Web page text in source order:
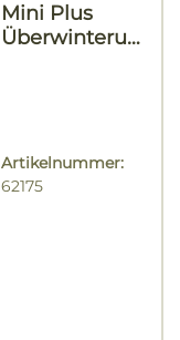
Mini Plus
Überwinterun
Artikelnummer:
62175